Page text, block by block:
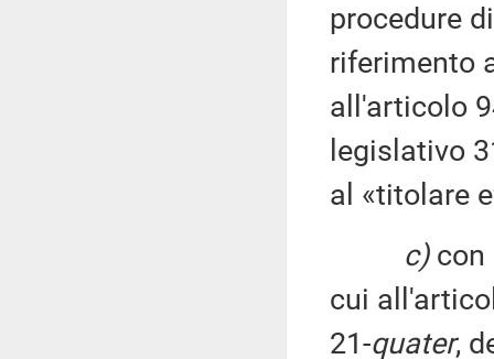
procedure
riferimento
all'articolo
legislativo
al «titolare
c)con
cui
21-quater,